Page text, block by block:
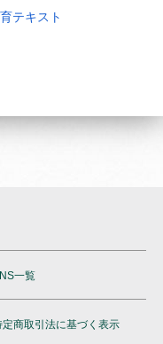
テキスト
一覧
定商取引法に基づく表示